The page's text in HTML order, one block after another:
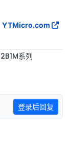
YTMicro.com
系列
登录后回复